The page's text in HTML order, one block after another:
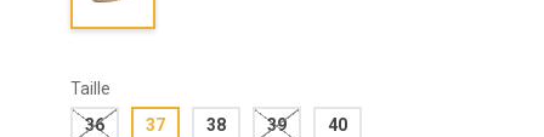
Taille
36
37 38 39 40